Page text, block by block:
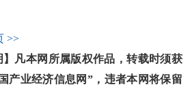
>>
本网所属版权作品，转载时须获
产业经济信息网”，违者本网将保留